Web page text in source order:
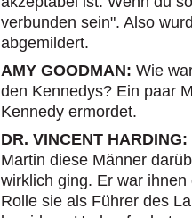
verbunden sein". Also
abgemildert.
AMY GOODMAN: Wie
den Kennedys? Ein paar
Kennedy ermordet.
DR. VINCENT HARDING:
Martin diese Männer
wirklich ging. Er war
Rolle sie als Führer des